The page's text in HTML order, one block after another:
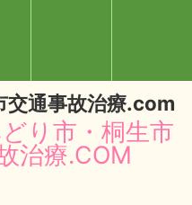
交通事故治療.com
り市・桐生市
治療.COM